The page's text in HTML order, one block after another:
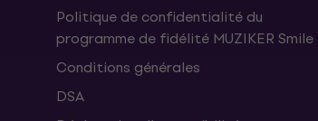
Politique de confidentialité du
programme de fidélité MUZIKER Smile
Conditions générales
DSA